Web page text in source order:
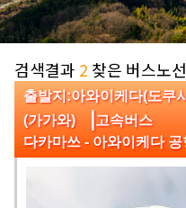
검색결과 2 찾은 버스노선
출발지:아와이케다(도
(가가와) |고속버스
다카마쓰 - 아와이케다 공